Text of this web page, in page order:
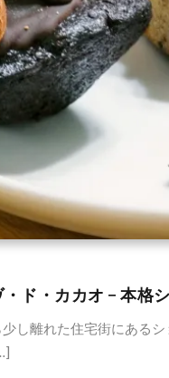
・ド・カカオ − 本格
し離れた住宅街にある